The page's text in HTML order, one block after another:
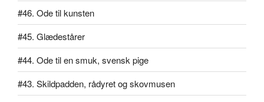
#46. Ode til kunsten
#45. Glædestårer
#44. Ode til en smuk, svensk pige
#43. Skildpadden, rådyret og skovmusen